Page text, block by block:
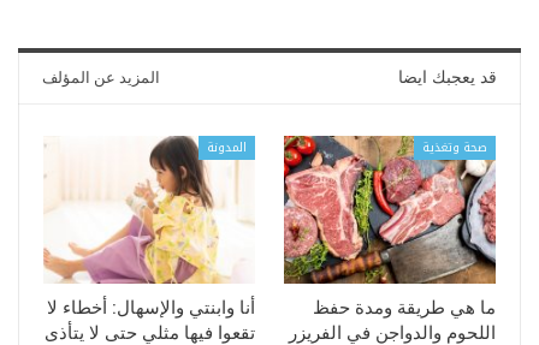
قد يعجبك ايضا المزيد عن المؤلف
صحة وتغذية
ما هي طريقة ومدة حفظ
اللحوم والدواجن في الفريزر
المدونة
أنا وابنتي والإسهال: أخطاء لا
تقعوا فيها مثلي حتى لا يتأذى